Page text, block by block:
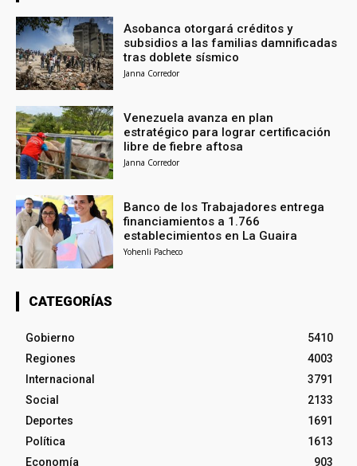
Asobanca otorgará créditos y
subsidios a las familias damnificadas
tras doblete sísmico
Janna Corredor
Venezuela avanza en plan
estratégico para lograr certificación
libre de fiebre aftosa
Janna Corredor
Banco de los Trabajadores entrega
financiamientos a 1.766
establecimientos en La Guaira
Yohenli Pacheco
CATEGORÍAS
Gobierno
5410
Regiones
4003
Internacional
3791
Social
2133
Deportes
1691
Política
1613
Economía
903